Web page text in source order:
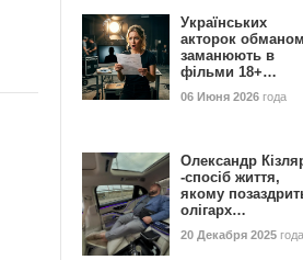
Українських
акторок обманом
заманюють в
фільми 18+…
06 Июня 2026 года
Олександр
-спосіб життя,
якому
олігарх…
20 Декабря 2025 года